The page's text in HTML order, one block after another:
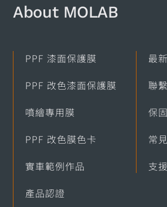
About MOLAB​
PPF 漆面保護膜
PPF 改色漆面保護膜
噴繪專用膜
PPF 改色膜色卡
實車範例作品
產品認證
最
聯
保
常
支